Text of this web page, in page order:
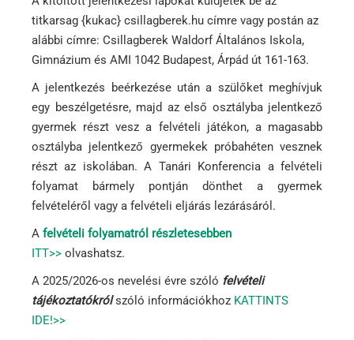
titkarsag {kukac} csillagberek.hu címre vagy postán az
alábbi címre: Csillagberek Waldorf Általános Iskola,
Gimnázium és AMI 1042 Budapest, Árpád út 161-163.
A jelentkezés beérkezése után a szülőket meghívjuk
egy beszélgetésre, majd az első osztályba jelentkező
gyermek részt vesz a felvételi játékon, a magasabb
osztályba jelentkező gyermekek próbahéten vesznek
részt az iskolában. A Tanári Konferencia a felvételi
folyamat bármely pontján dönthet a gyermek
felvételéről vagy a felvételi eljárás lezárásáról.
A felvételi folyamatról részletesebben
ITT>> olvashatsz.
A 2025/2026-os nevelési évre szóló felvételi
tájékoztatókrólszóló információkhoz KATTINTS
IDE!>>